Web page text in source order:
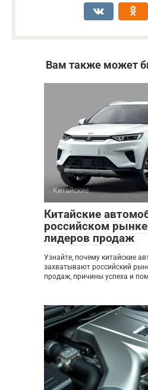
Вам также может
Китайские
Китайские
российском
лидеров продаж
Узнайте, почему китайские
захватывают российский
продаж, причины успеха и